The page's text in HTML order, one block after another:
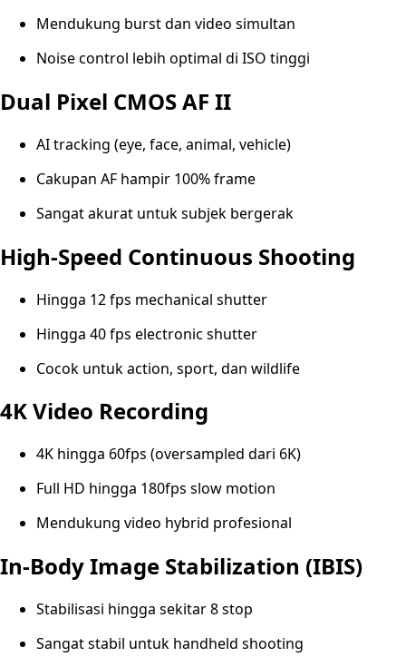
Mendukung burst dan video simultan
Noise control lebih optimal di ISO tinggi
Dual Pixel CMOS AF II
AI tracking (eye, face, animal, vehicle)
Cakupan AF hampir 100% frame
Sangat akurat untuk subjek bergerak
High-Speed Continuous Shooting
Hingga 12 fps mechanical shutter
Hingga 40 fps electronic shutter
Cocok untuk action, sport, dan wildlife
4K Video Recording
4K hingga 60fps (oversampled dari 6K)
Full HD hingga 180fps slow motion
Mendukung video hybrid profesional
In-Body Image Stabilization (IBIS)
Stabilisasi hingga sekitar 8 stop
Sangat stabil untuk handheld shooting